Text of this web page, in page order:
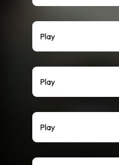
Play
Play
Play